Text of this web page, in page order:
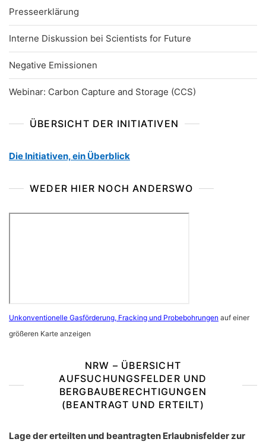
Presseerklärung
Interne Diskussion bei Scientists for Future
Negative Emissionen
Webinar: Carbon Capture and Storage (CCS)
ÜBERSICHT DER INITIATIVEN
Die Initiativen, ein Überblick
WEDER HIER NOCH ANDERSWO
Unkonventionelle Gasförderung, Fracking und Probebohrungen auf einer
größeren Karte anzeigen
NRW – ÜBERSICHT
AUFSUCHUNGSFELDER UND
BERGBAUBERECHTIGUNGEN
(BEANTRAGT UND ERTEILT)
Lage der erteilten und beantragten Erlaubnisfelder zur